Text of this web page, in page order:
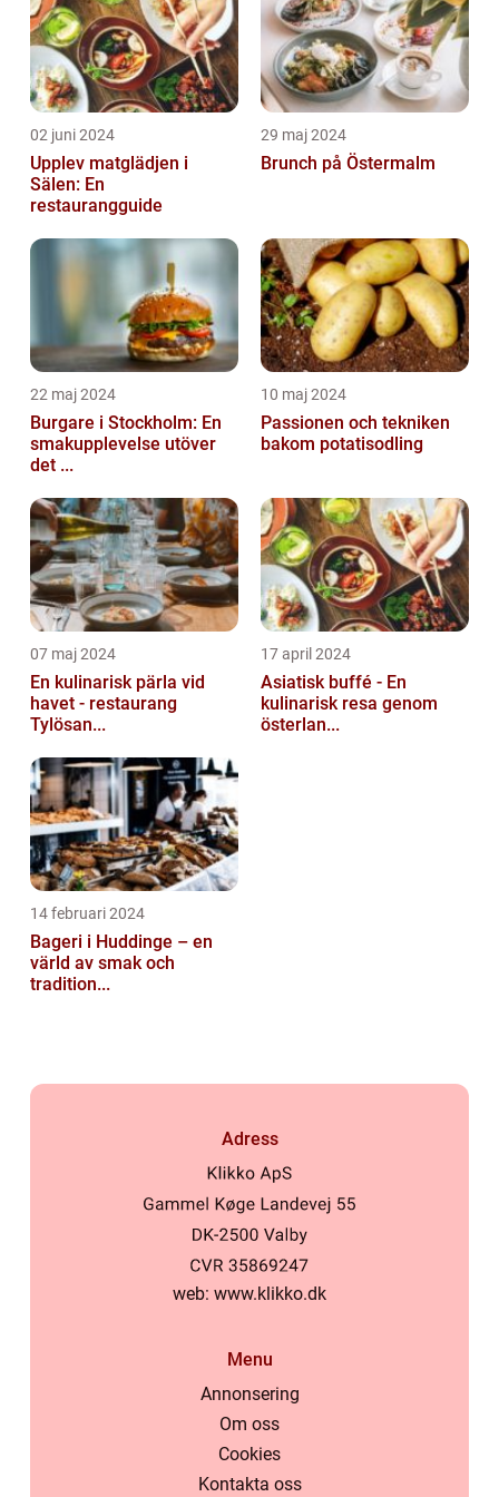
02 juni 2024
Upplev matglädjen i
Sälen: En
restaurangguide
29 maj 2024
Brunch på Östermalm
22 maj 2024
Burgare i Stockholm: En
smakupplevelse utöver
det ...
10 maj 2024
Passionen och tekniken
bakom potatisodling
07 maj 2024
En kulinarisk pärla vid
havet - restaurang
Tylösan...
17 april 2024
Asiatisk buffé - En
kulinarisk resa genom
österlan...
14 februari 2024
Bageri i Huddinge – en
värld av smak och
tradition...
Adress
web: www.klikko.dk
Menu
Annonsering
Om oss
Cookies
Kontakta oss